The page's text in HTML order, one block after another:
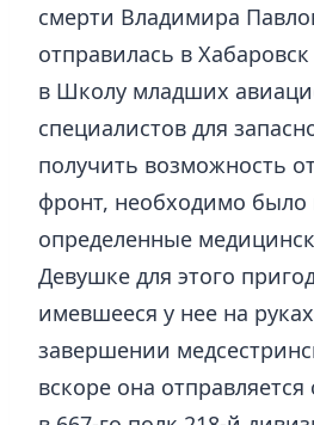
смерти Владимира
отправилась в
в Школу младших
специалистов для
получить возможность
фронт, необходимо было
определенные
Девушке для этого
имевшееся у нее на
завершении
вскоре она